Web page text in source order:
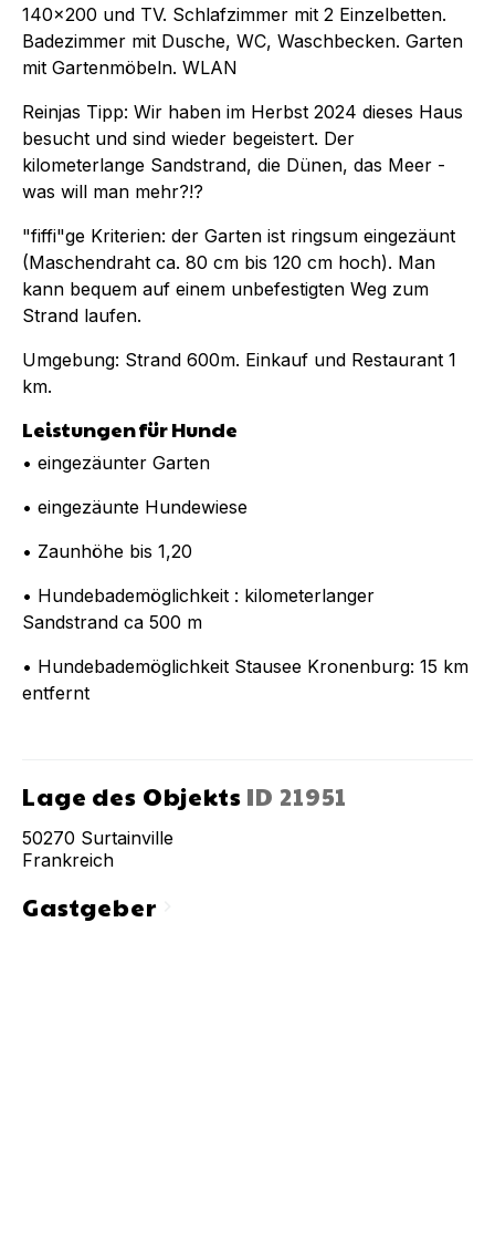
140x200 und TV. Schlafzimmer mit 2 Einzelbetten.
Badezimmer mit Dusche, WC, Waschbecken. Garten
mit Gartenmöbeln. WLAN
Reinjas Tipp: Wir haben im Herbst 2024 dieses Haus
besucht und sind wieder begeistert. Der
kilometerlange Sandstrand, die Dünen, das Meer -
was will man mehr?!?
"fiffi"ge Kriterien: der Garten ist ringsum eingezäunt
(Maschendraht ca. 80 cm bis 120 cm hoch). Man
kann bequem auf einem unbefestigten Weg zum
Strand laufen.
Umgebung: Strand 600m. Einkauf und Restaurant 1
km.
Leistungen für Hunde
• eingezäunter Garten
• eingezäunte Hundewiese
• Zaunhöhe bis 1,20
• Hundebademöglichkeit : kilometerlanger
Sandstrand ca 500 m
• Hundebademöglichkeit Stausee Kronenburg: 15 km
entfernt
Lage des Objekts ID 21951
50270 Surtainville
Frankreich
Gastgeberchevron_right